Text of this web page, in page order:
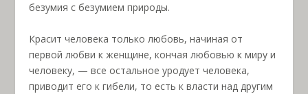
безумия с безумием природы.
Красит человека только любовь, начиная от
первой любви к женщине, кончая любовью к миру и
человеку, — все остальное уродует человека,
приводит его к гибели, то есть к власти над другим